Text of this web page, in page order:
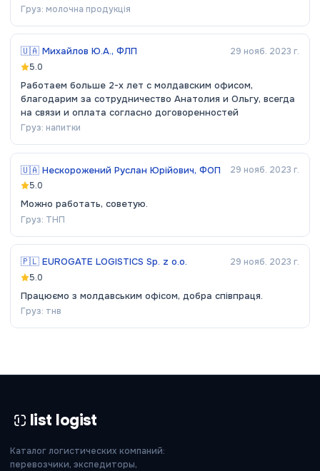
Груз: молочна продукція
🇺🇦 Михайлов Ю.А., ФЛП
29 нояб. 2023 г.
5.0
Работаем больше 2-х лет с молдавским офисом,
благодарим за сотрудничество Анатолия и Ольгу, всегда
на связи и оплата согласно договоренностей
Груз: напитки
🇺🇦 Нескорожений Руслан Юрійович, ФОП
29 нояб. 2023 г.
5.0
Можно работать, советую.
Груз: ТНП
🇵🇱 EUROGATE LOGISTICS Sp. z o.o.
29 нояб. 2023 г.
5.0
Працюємо з молдавським офісом, добра співпраця.
Груз: тнв
list logist
Каталог логистических компаний:
перевозчики, экспедиторы,